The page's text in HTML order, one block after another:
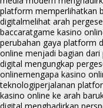
platform memperlihatkan
digitalmelihat arah
baccaratgame kasino
perubahan gaya platform
online menjadi bagian
digital mengungkap
onlinemengapa kasino
teknologiperjalanan
kasino online ke arah baru